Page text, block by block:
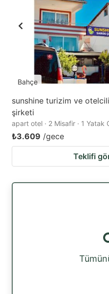
Bahçe
sunshine turizim ve
şirketi
apart otel · 2 Misafir · 1 Yatak
₺3.609 /gece
Teklifi